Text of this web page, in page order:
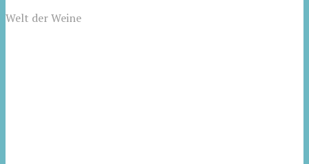
Welt der Weine